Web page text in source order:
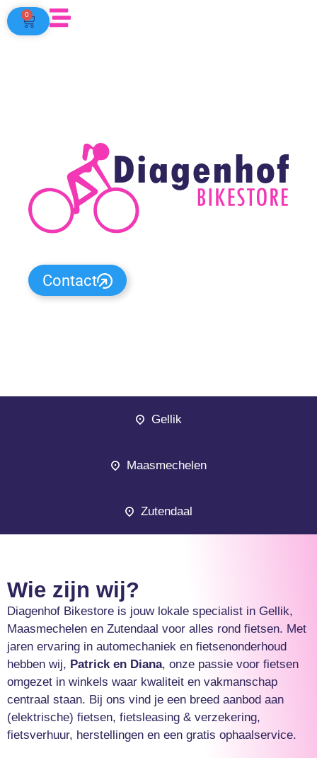
0
Contact
Gellik
Maasmechelen
Zutendaal
Wie zijn wij?
Diagenhof Bikestore is jouw lokale specialist in Gellik,
Maasmechelen en Zutendaal voor alles rond fietsen. Met
jaren ervaring in automechaniek en fietsenonderhoud
hebben wij, Patrick en Diana, onze passie voor fietsen
omgezet in winkels waar kwaliteit en vakmanschap
centraal staan. Bij ons vind je een breed aanbod aan
(elektrische) fietsen, fietsleasing & verzekering,
fietsverhuur, herstellingen en een gratis ophaalservice.